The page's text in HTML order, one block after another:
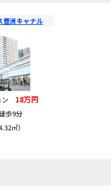
豊洲キャナル
ン 18万円
歩9分
㎡）